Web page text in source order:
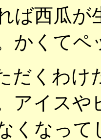
ば西瓜
かくてペ
だくわけ
アイスや
くなっ